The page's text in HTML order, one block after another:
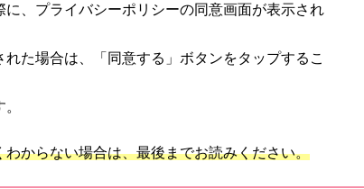
に、プライバシーポリシーの同意画面が表示され
た場合は、「同意する」ボタンをタップするこ
からない場合は、最後までお読みください。